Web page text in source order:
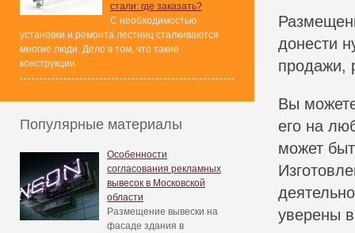
стали: где заказать?
С необходимостью
установки и ремонта лестниц сталкиваются
многие люди. Дело в том, что такие
конструкции
Популярные материалы
Особенности
согласования рекламных
вывесок в Московской
области
Размещение вывески на
фасаде здания в
донести
продажи,
Вы
его на
может
уверены